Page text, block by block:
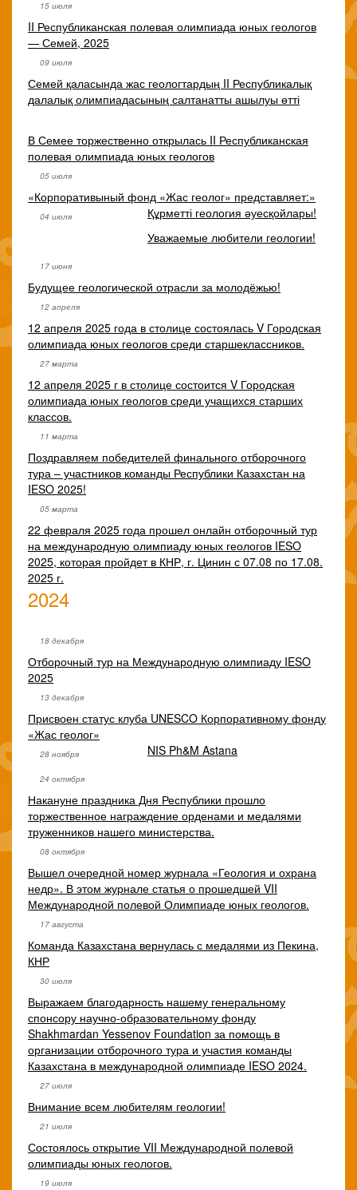
15 июля
II Республиканская полевая олимпиада юных геологов
— Семей, 2025
09 июля
Семей қаласында жас геологтардың II Республикалық
далалық олимпиадасының салтанатты ашылуы өтті
В Семее торжественно открылась II Республиканская
полевая олимпиада юных геологов
05 июля
«Корпоративыный фонд «Жас геолог» представляет:»
04 июля
Құрметті геология әуесқойлары!
Уважаемые любители геологии!
17 июня
Будущее геологической отрасли за молодёжью!
12 апреля
12 апреля 2025 года в столице состоялась V Городская
олимпиада юных геологов среди старшеклассников.
27 марта
12 апреля 2025 г в столице состоится V Городская
олимпиада юных геологов среди учащихся старших
классов.
11 марта
Поздравляем победителей финального отборочного
тура – участников команды Республики Казахстан на
IESO 2025!
05 марта
22 февраля 2025 года прошел онлайн отборочный тур
на международную олимпиаду юных геологов IESO
2025, которая пройдет в КНР, г. Цинин с 07.08 по 17.08.
2025 г.
2024
18 декабря
Отборочный тур на Международную олимпиаду IESO
2025
13 декабря
Присвоен статус клуба UNESCO Корпоративному фонду
«Жас геолог»
28 ноября NIS Ph&M Astana
24 октября
Накануне праздника Дня Республики прошло
торжественное награждение орденами и медалями
труженников нашего министерства.
08 октября
Вышел очередной номер журнала «Геология и охрана
недр». В этом журнале статья о прошедшей VII
Международной полевой Олимпиаде юных геологов.
17 августа
Команда Казахстана вернулась с медалями из Пекина,
КНР
30 июля
Выражаем благодарность нашему генеральному
спонсору научно-образовательному фонду
Shakhmardan Yessenov Foundation за помощь в
организации отборочного тура и участия команды
Казахстана в международной олимпиаде IESO 2024.
27 июля
Внимание всем любителям геологии!
21 июля
Состоялось открытие VII Международной полевой
олимпиады юных геологов.
19 июля